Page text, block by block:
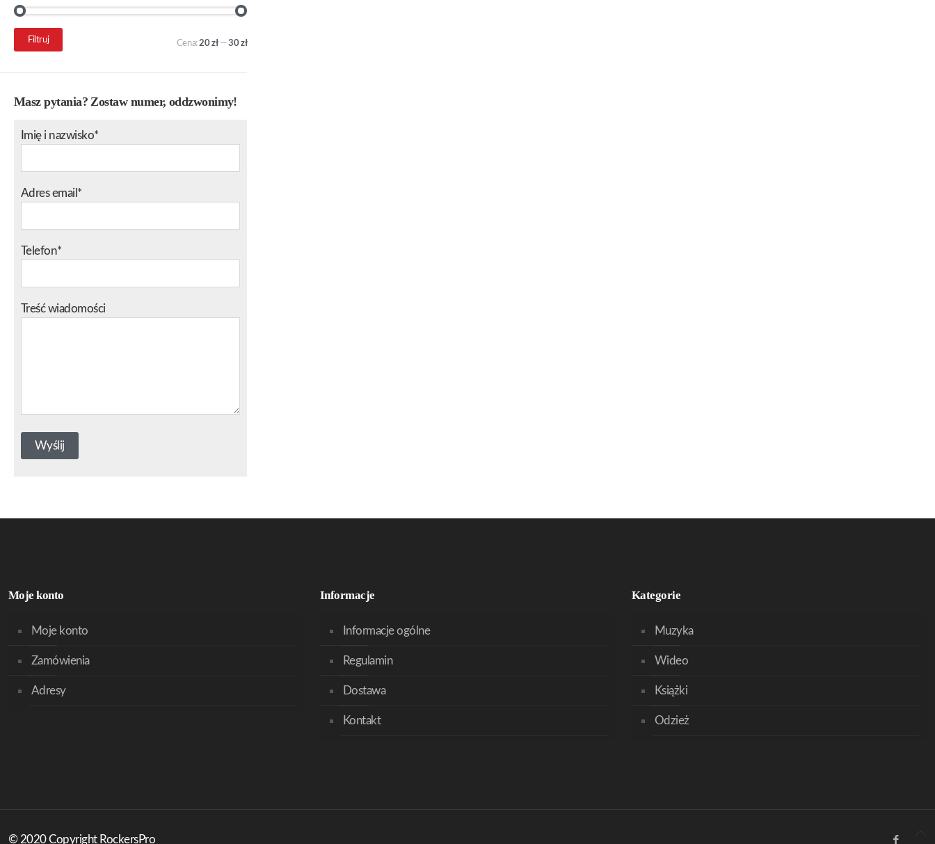
Cena
min.
Cena
maks.
Filtruj Cena:20 zł—30 zł
Masz pytania? Zostaw numer, oddzwonimy!
Imię i nazwisko*
Adres email*
Telefon*
Treść wiadomości
Moje konto
Moje konto
Zamówienia
Adresy
Informacje
Informacje ogólne
Regulamin
Dostawa
Kontakt
Kategorie
Muzyka
Wideo
Książki
Odzież
© 2020 Copyright RockersPro